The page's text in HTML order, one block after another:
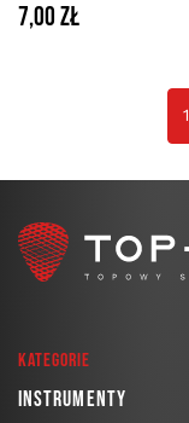
7,00 zł
1
Kategorie
Instrumenty